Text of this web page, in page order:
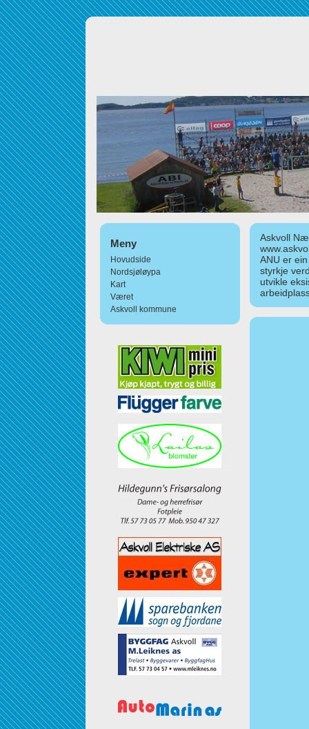
Meny
Hovudside
Nordsjøløypa
Kart
Været
Askvoll kommune
Askvoll
ANU er
styrkje
utvikle